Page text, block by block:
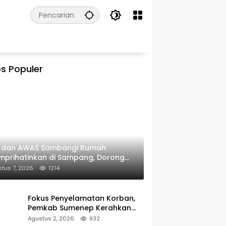
Populer
dan AWAS Sambangi Rumah
di Sampang, Dorong
Beri Bantuan RTLH
7, 2026 1214
Fokus Penyelamatan Korban,
Pemkab Sumenep Kerahkan
Tim Medis dan Ambulans ke
Agustus 2, 2026 932